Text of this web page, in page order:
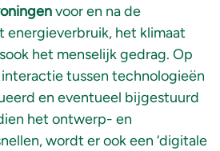
voor en na de
energieverbruik, het klimaat
het menselijk gedrag. Op
tussen technologieën
en eventueel bijgestuurd
het ontwerp- en
wordt er ook een ‘digitale